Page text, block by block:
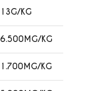
13G/KG
6.500MG/KG
1.700MG/KG